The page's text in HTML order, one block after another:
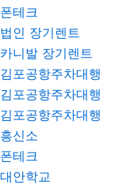
폰테크
법인 장기렌트
카니발 장기렌트
김포공항주차대행
김포공항주차대행
김포공항주차대행
흥신소
폰테크
대안학교